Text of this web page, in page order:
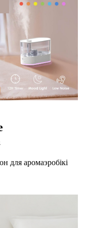
для аромаэробікі